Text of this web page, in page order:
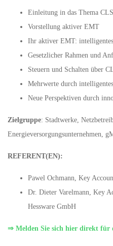
Einleitung in das Thema
Vorstellung aktiver EMT
Ihr aktiver EMT:
Gesetzlicher Rahmen und
Steuern und Schalten über
Mehrwerte durch
Neue Perspektiven durch
Zielgruppe: Stadtwerke,
Energieversorgungsunternehmen,
REFERENT(EN):
Pawel Ochmann, Key
Dr. Dieter Varelmann, Key
Hessware GmbH
⇒ Melden Sie sich hier direkt für